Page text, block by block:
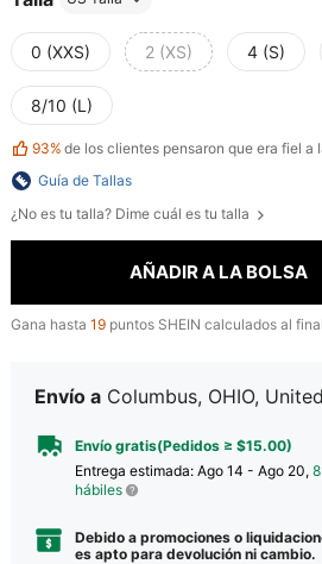
0 (XXS) 2 (XS) 4 (S)
8/10 (L)
93% de los clientes pensaron que era fiel a
Guía de Tallas
¿No es tu talla? Dime cuál es tu talla
AÑADIR A LA BOLSA
Gana hasta 19 puntos SHEIN calculados al
Envío a Columbus, OHIO,
Envío gratis(Pedidos ≥ $15.00)
Entrega estimada: Ago 14 - Ago 20,
hábiles
Debido a promociones o
es apto para devolución ni cambio.